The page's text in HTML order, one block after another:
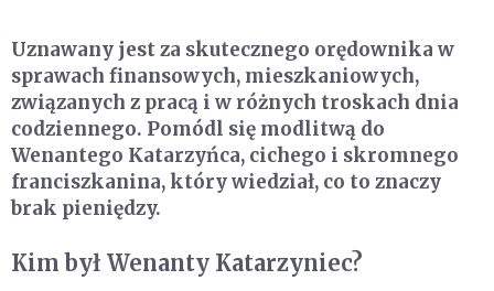
Uznawany jest za skutecznego orędownika w
sprawach finansowych, mieszkaniowych,
związanych z pracą i w różnych troskach dnia
codziennego. Pomódl się modlitwą do
Wenantego Katarzyńca, cichego i skromnego
franciszkanina, który wiedział, co to znaczy
brak pieniędzy.
Kim był Wenanty Katarzyniec?